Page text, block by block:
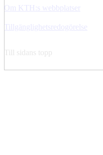
Om KTH:s webbplatser
Tillgänglighetsredogörelse
Till sidans topp